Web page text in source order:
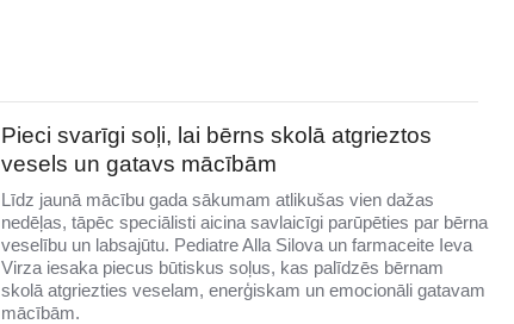
Pieci svarīgi soļi, lai bērns skolā atgrieztos
vesels un gatavs mācībām
Līdz jaunā mācību gada sākumam atlikušas vien dažas
nedēļas, tāpēc speciālisti aicina savlaicīgi parūpēties par bērna
veselību un labsajūtu. Pediatre Alla Silova un farmaceite Ieva
Virza iesaka piecus būtiskus soļus, kas palīdzēs bērnam
skolā atgriezties veselam, enerģiskam un emocionāli gatavam
mācībām.